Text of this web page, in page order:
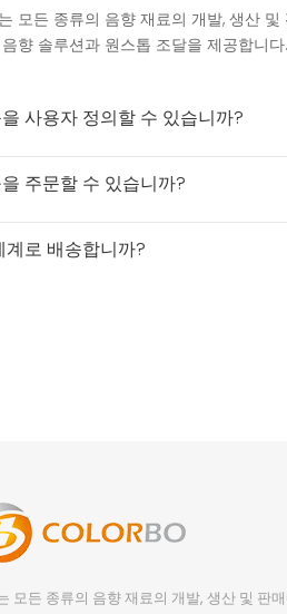
모든 종류의 음향 재료의 개발, 생산
향 솔루션과 원스톱 조달을 제공합니다.
사용자 정의할 수 있습니까?
주문할 수 있습니까?
계로 배송합니까?
모든 종류의 음향 재료의 개발, 생산 및 판